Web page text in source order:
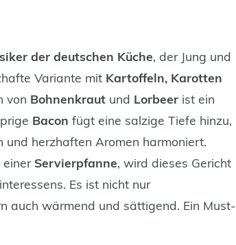
der deutschen Küche, der Jung und
Variante mit Kartoffeln, Karotten
von Bohnenkrautund Lorbeerist ein
Bacon fügt eine salzige Tiefe hinzu,
und herzhaften Aromen harmoniert.
einer Servierpfanne, wird dieses Gericht
Es ist nicht nur
auch wärmend und sättigend. Ein Must-